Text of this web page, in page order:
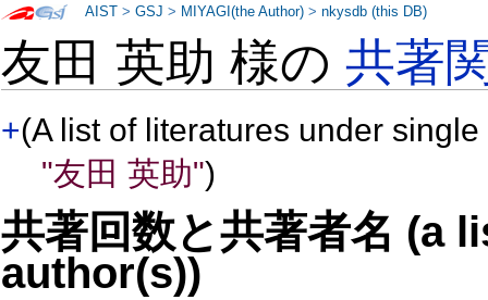
友田 英助 様の共著
+(A list of literatures under
"友田 英助")
共著回数と共著者名 (a
author(s))
AIST >GSJ > MIYAGI(the Author) >nkysdb (this DB)